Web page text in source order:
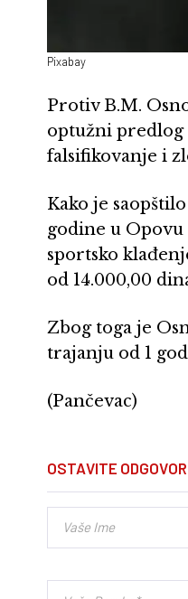
Pixabay
Protiv B.M.
optužni predlog
falsifikovanje i
Kako je
godine u
sportsko
od 14.000,00
Zbog toga je
trajanju od 1
(Pančevac)
OSTAVITE ODGOVOR